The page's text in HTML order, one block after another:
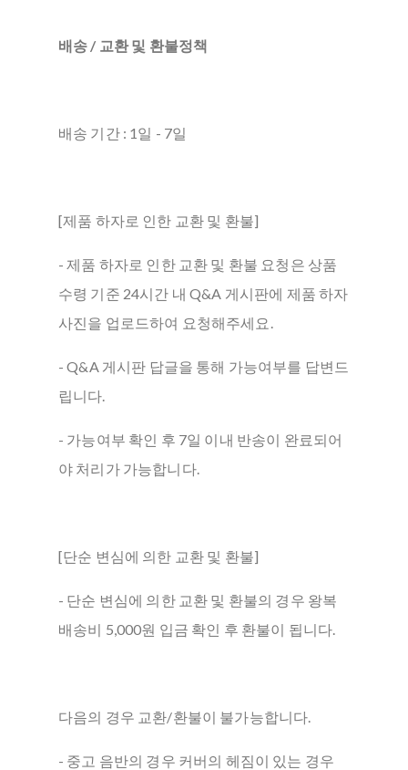
배송 / 교환 및 환불정책
배송 기간 : 1일 - 7일
[제품 하자로 인한 교환 및 환불]
- 제품 하자로 인한 교환 및 환불 요청은 상품
수령 기준 24시간 내 Q&A 게시판에 제품 하자
사진을 업로드하여 요청해주세요.
- Q&A 게시판 답글을 통해 가능여부를 답변드
립니다.
- 가능여부 확인 후 7일 이내 반송이 완료되어
야 처리가 가능합니다.
[단순 변심에 의한 교환 및 환불]
- 단순 변심에 의한 교환 및 환불의 경우 왕복
배송비 5,000원 입금 확인 후 환불이 됩니다.
다음의 경우 교환/환불이 불가능합니다.
- 중고 음반의 경우 커버의 헤짐이 있는 경우